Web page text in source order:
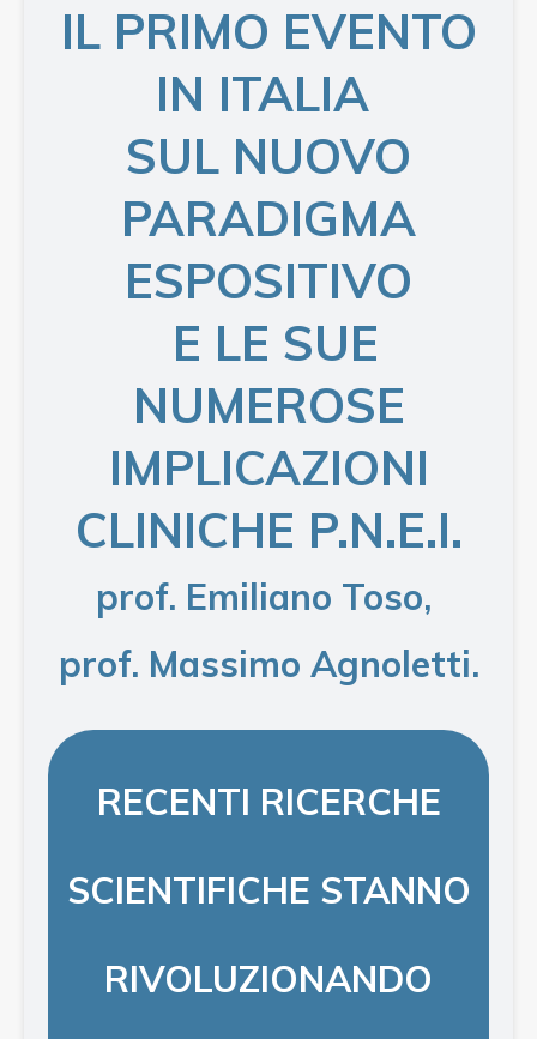
IL PRIMO EVENTO
IN ITALIA
SUL NUOVO
PARADIGMA
ESPOSITIVO
E LE SUE
NUMEROSE
IMPLICAZIONI
CLINICHE P.N.E.I.
prof. Emiliano Toso,
prof. Massimo Agnoletti.
RECENTI RICERCHE
SCIENTIFICHE STANNO
RIVOLUZIONANDO